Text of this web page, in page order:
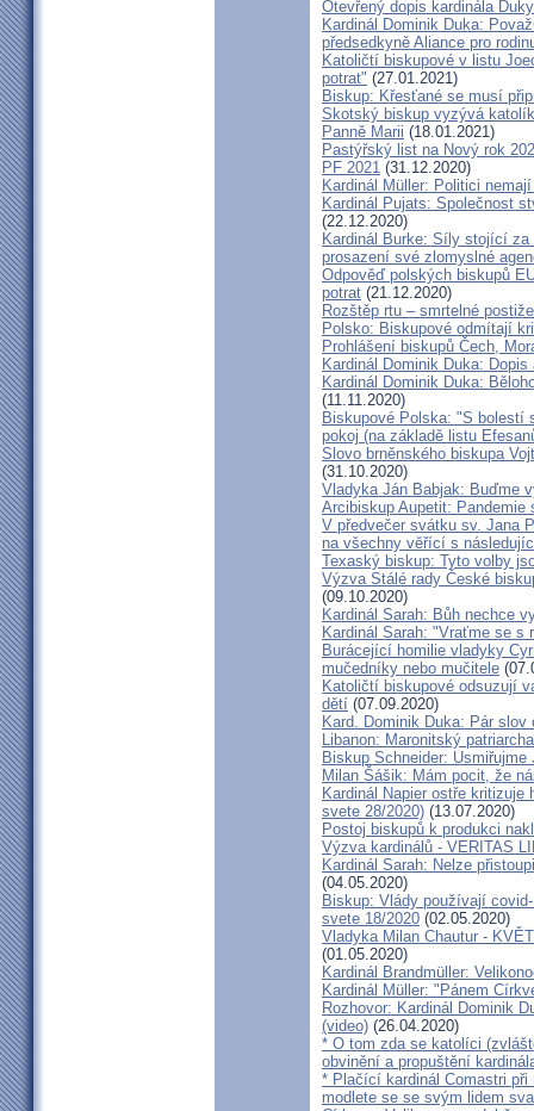
Otevřený dopis kardinála
Kardinál Dominik Duka:
předsedkyně Aliance pro
Katoličtí biskupové v listu
potrat" (27.01.2021)
Biskup: Křesťané se musí
Skotský biskup vyzývá
Panně Marii (18.01.2021)
Pastýřský list na Nový rok
PF 2021 (31.12.2020)
Kardinál Müller: Politici
Kardinál Pujats: Společnost
(22.12.2020)
Kardinál Burke: Síly stojící
prosazení své zlomyslné
Odpověď polských biskupů
potrat (21.12.2020)
Rozštěp rtu – smrtelné
Polsko: Biskupové odmítají
Prohlášení biskupů Čech,
Kardinál Dominik Duka:
Kardinál Dominik Duka:
(11.11.2020)
Biskupové Polska: "S bolestí
pokoj (na základě listu
Slovo brněnského biskupa
(31.10.2020)
Vladyka Ján Babjak: Buďme
Arcibiskup Aupetit: Pandemie
V předvečer svátku sv. Jana
na všechny věřící s
Texaský biskup: Tyto volby
Výzva Stálé rady České
(09.10.2020)
Kardinál Sarah: Bůh nechce
Kardinál Sarah: "Vraťme se s
Burácející homilie vladyky
mučedníky nebo mučitele
Katoličtí biskupové odsuzují
dětí (07.09.2020)
Kard. Dominik Duka: Pár slov
Libanon: Maronitský
Biskup Schneider:
Milan Šášik: Mám pocit, že
Kardinál Napier ostře
svete 28/2020) (13.07.2020)
Postoj biskupů k produkci
Výzva kardinálů - VERITAS
Kardinál Sarah: Nelze
(04.05.2020)
Biskup: Vlády používají
svete 18/2020 (02.05.2020)
Vladyka Milan Chautur -
(01.05.2020)
Kardinál Brandmüller:
Kardinál Müller: "Pánem
Rozhovor: Kardinál Dominik
(video) (26.04.2020)
* O tom zda se katolíci
obvinění a propuštění
* Plačící kardinál Comastri
modlete se se svým lidem